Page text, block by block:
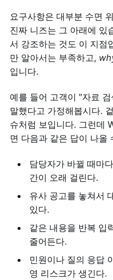
요구사항은 대부분 수면
진짜 니즈는 그 아래에 있
서 강조하는 것도 이 지점
만 알아서는 부족하고,
입니다.
예를 들어 고객이 "자료
말했다고 가정해봅시다.
슈처럼 보입니다. 그런데
면 다음과 같은 답이 나올
담당자가 바뀔 때마
간이 오래 걸린다.
유사 공고를 놓쳐서
있다.
같은 내용을 반복 입
줄어든다.
민원이나 질의 응답
영 리스크가 생긴다.